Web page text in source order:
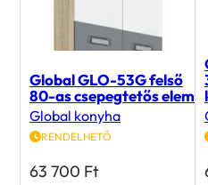
Global GLO-53G felső
80-as csepegtetős elem
Global konyha
RENDELHETŐ
63 700